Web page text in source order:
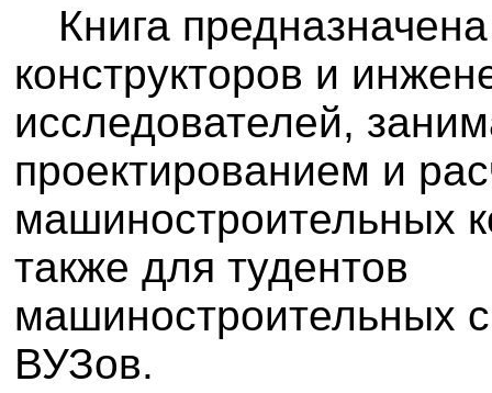
Книга
конструкторов и
исследователей,
проектированием и
машиностроительных
также для тудентов
машиностроительных
ВУЗов.